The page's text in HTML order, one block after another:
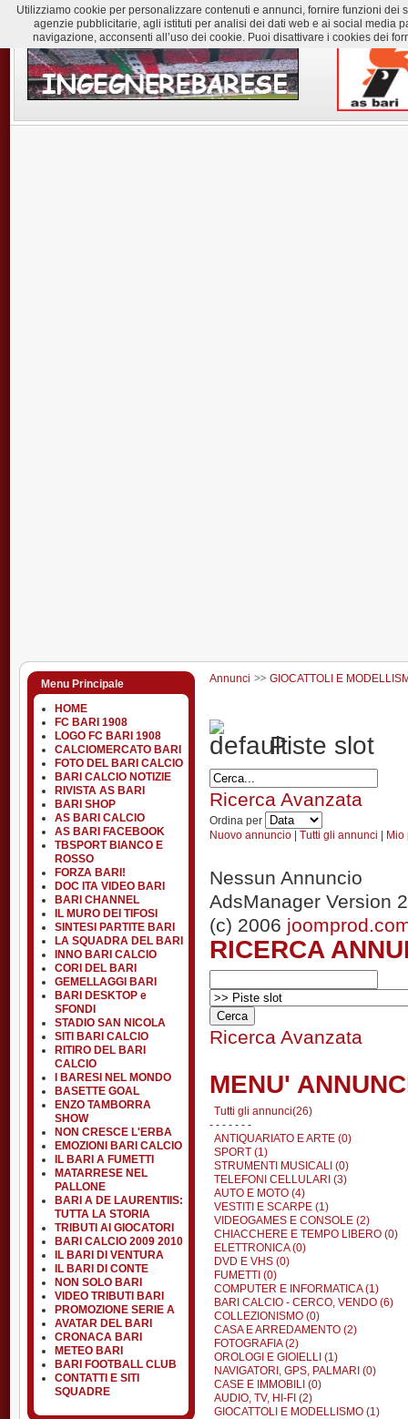
Menu Principale
HOME
FC BARI 1908
LOGO FC BARI 1908
CALCIOMERCATO BARI
FOTO DEL BARI CALCIO
BARI CALCIO NOTIZIE
RIVISTA AS BARI
BARI SHOP
AS BARI CALCIO
AS BARI FACEBOOK
TBSPORT BIANCO E
ROSSO
FORZA BARI!
DOC ITA VIDEO BARI
BARI CHANNEL
IL MURO DEI TIFOSI
SINTESI PARTITE BARI
LA SQUADRA DEL BARI
INNO BARI CALCIO
CORI DEL BARI
GEMELLAGGI BARI
BARI DESKTOP e
SFONDI
STADIO SAN NICOLA
SITI BARI CALCIO
RITIRO DEL BARI
CALCIO
I BARESI NEL MONDO
BASETTE GOAL
ENZO TAMBORRA
SHOW
NON CRESCE L'ERBA
EMOZIONI BARI CALCIO
IL BARI A FUMETTI
MATARRESE NEL
PALLONE
BARI A DE LAURENTIIS:
TUTTA LA STORIA
TRIBUTI AI GIOCATORI
BARI CALCIO 2009 2010
IL BARI DI VENTURA
IL BARI DI CONTE
NON SOLO BARI
VIDEO TRIBUTI BARI
PROMOZIONE SERIE A
AVATAR DEL BARI
CRONACA BARI
METEO BARI
BARI FOOTBALL CLUB
CONTATTI E SITI
SQUADRE
Annunci GIOCATTOLI E
Piste slot
Ricerca Avanzata
Ordina per
Nuovo annuncio | Tutti gli annunci | Mio
Nessun Annuncio
AdsManager Version
(c) 2006
RICERCA
Ricerca Avanzata
MENU'
Tutti gli annunci(26)
- - - - - - -
ANTIQUARIATO E ARTE (0)
SPORT (1)
STRUMENTI MUSICALI (0)
TELEFONI CELLULARI (3)
AUTO E MOTO (4)
VESTITI E SCARPE (1)
VIDEOGAMES E CONSOLE (2)
CHIACCHERE E TEMPO LIBERO (0)
ELETTRONICA (0)
DVD E VHS (0)
FUMETTI (0)
COMPUTER E INFORMATICA (1)
BARI CALCIO - CERCO, VENDO (6)
COLLEZIONISMO (0)
CASA E ARREDAMENTO (2)
FOTOGRAFIA (2)
OROLOGI E GIOIELLI (1)
NAVIGATORI, GPS, PALMARI (0)
CASE E IMMOBILI (0)
AUDIO, TV, HI-FI (2)
GIOCATTOLI E MODELLISMO (1)
Utilizziamo cookie per personalizzare contenuti e annunci, fornire funzioni
agenzie pubblicitarie, agli istituti per analisi dei dati web e ai social media
navigazione, acconsenti all’uso dei cookie. Puoi disattivare i cookies dei